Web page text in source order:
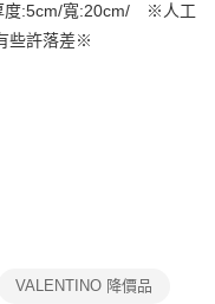
跳轉至「AFTEE先享後付」
成結帳。
的連結，可透過四大超商／
若您需要取消訂單，請聯絡
，請聯繫「AFTEE先享後付
度:5cm/寬:20cm/ ※人工
些許落差※
VALENTINO 降價品